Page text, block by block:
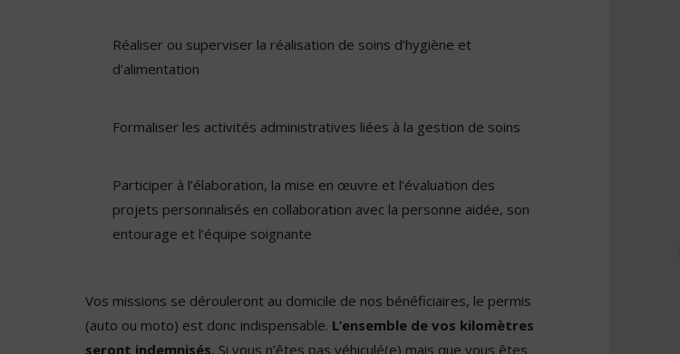
Réaliser ou superviser la réalisation de soins d’hygiène et
d’alimentation
Formaliser les activités administratives liées à la gestion de soins
Participer à l’élaboration, la mise en œuvre et l’évaluation des
projets personnalisés en collaboration avec la personne aidée, son
entourage et l’équipe soignante
Vos missions se dérouleront au domicile de nos bénéficiaires, le permis
(auto ou moto) est donc indispensable. L’ensemble de vos kilomètres
seront indemnisés. Si vous n’êtes pas véhiculé(e) mais que vous êtes